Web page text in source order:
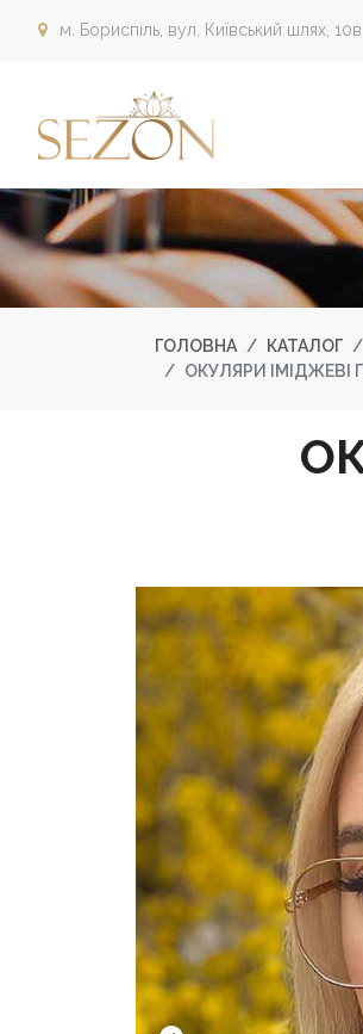
м. Бориспіль, вул. Київський шлях, 10в
ГОЛОВНА КАТАЛОГ
ОКУЛЯРИ ІМІДЖЕВІ